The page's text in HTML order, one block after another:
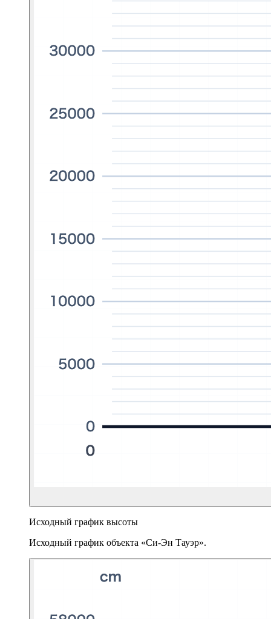
Исходный график высоты
Исходный график объекта «Си-Эн Тауэр».